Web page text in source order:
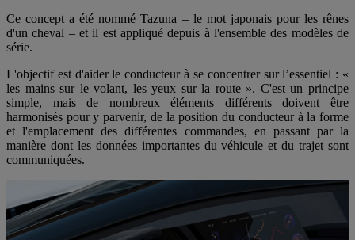
Ce concept a été nommé Tazuna – le mot japonais pour les rênes
d'un cheval – et il est appliqué depuis à l'ensemble des modèles de
série.
L'objectif est d'aider le conducteur à se concentrer sur l’essentiel : «
les mains sur le volant, les yeux sur la route ». C'est un principe
simple, mais de nombreux éléments différents doivent être
harmonisés pour y parvenir, de la position du conducteur à la forme
et l'emplacement des différentes commandes, en passant par la
manière dont les données importantes du véhicule et du trajet sont
communiquées.